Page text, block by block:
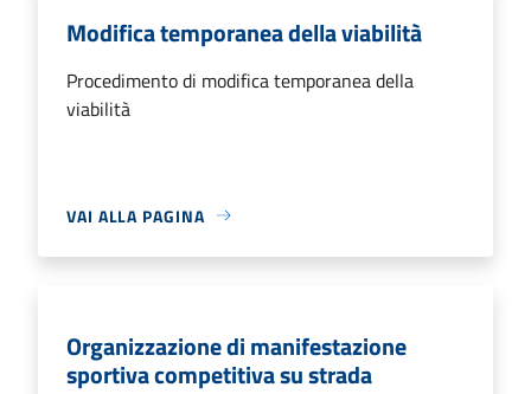
Modifica temporanea della viabilità
Procedimento di modifica temporanea della
viabilità
VAI ALLA PAGINA
Organizzazione di manifestazione
sportiva competitiva su strada